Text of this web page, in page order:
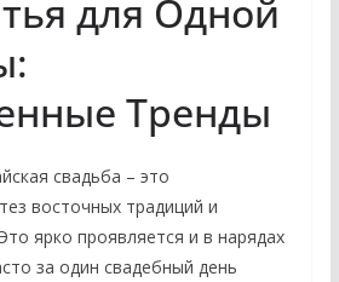
для Одной
Тренды
свадьба – это
восточных традиций и
ярко проявляется и в нарядах
за один свадебный день